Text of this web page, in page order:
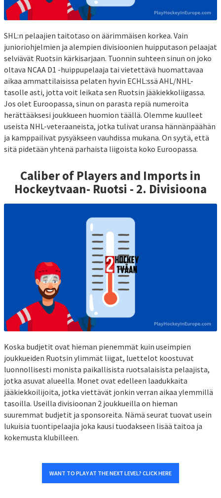
SHL:n pelaajien taitotaso on äärimmäisen korkea. Vain
junioriohjelmien ja alempien divisioonien huipputason pelaajat
selviävät Ruotsin kärkisarjaan. Tuonnin suhteen sinun on joko
oltava NCAA D1 -huippupelaaja tai vietettävä huomattavaa
aikaa ammattilaisissa pelaten hyvin ECHL:ssä AHL/NHL-
tasolle asti, jotta voit leikata sen Ruotsin jääkiekkoliigassa.
Jos olet Euroopassa, sinun on parasta repiä numeroita
herättääksesi joukkueen huomion täällä. Olemme kuulleet
useista NHL-veteraaneista, jotka tulivat uransa hännänpäähän
ja kamppailivat pysyäkseen vauhdissa mukana. On syytä, että
sitä pidetään yhtenä parhaista liigoista koko Euroopassa.
Caliber of Players and Imports in
Hockeytvaan- Ruotsi - 2. Divisioona
Koska budjetit ovat hieman pienemmät kuin useimpien
joukkueiden Ruotsin ylimmät liigat, luettelot koostuvat
luonnollisesti monista paikallisista ruotsalaisista pelaajista,
jotka asuvat alueella. Monet ovat edelleen laadukkaita
jääkiekkoilijoita, jotka viettävät jonkin verran aikaa ylemmillä
tasoilla. Useilla divisioonan 2 joukkueilla on hieman
suuremmat budjetit ja sponsoreita. Nämä seurat tuovat usein
lukuisia tuontipelaajia joka kausi tuodakseen lisää taitoa ja
kokemusta klubilleen.
WANT TO PLAY AT THE NEXT LEVEL? CLICK HERE